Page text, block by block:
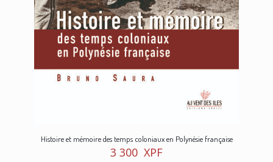
Histoire et mémoire des temps coloniaux en Polynésie française
3 300 XPF